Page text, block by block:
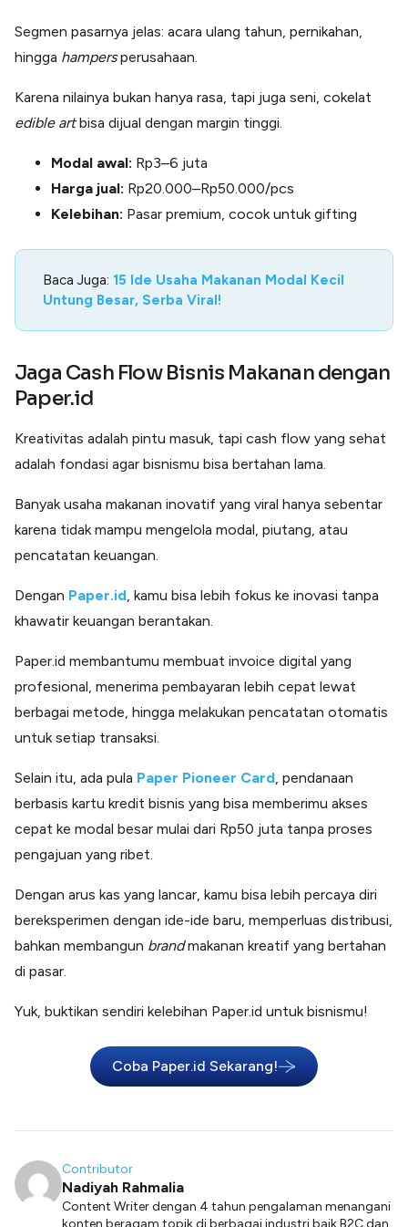
Segmen pasarnya jelas: acara ulang tahun, pernikahan,
hingga hampersperusahaan.
Karena nilainya bukan hanya rasa, tapi juga seni, cokelat
edible artbisa dijual dengan margin tinggi.
Modal awal: Rp3–6 juta
Harga jual: Rp20.000–Rp50.000/pcs
Kelebihan: Pasar premium, cocok untuk gifting
Baca Juga: 15 Ide Usaha Makanan Modal Kecil
Untung Besar, Serba Viral!
Jaga Cash Flow Bisnis Makanan dengan
Paper.id
Kreativitas adalah pintu masuk, tapi cash flow yang sehat
adalah fondasi agar bisnismu bisa bertahan lama.
Banyak usaha makanan inovatif yang viral hanya sebentar
karena tidak mampu mengelola modal, piutang, atau
pencatatan keuangan.
Dengan Paper.id , kamu bisa lebih fokus ke inovasi tanpa
khawatir keuangan berantakan.
Paper.id membantumu membuat invoice digital yang
profesional, menerima pembayaran lebih cepat lewat
berbagai metode, hingga melakukan pencatatan otomatis
untuk setiap transaksi.
Selain itu, ada pula Paper Pioneer Card , pendanaan
berbasis kartu kredit bisnis yang bisa memberimu akses
cepat ke modal besar mulai dari Rp50 juta tanpa proses
pengajuan yang ribet.
Dengan arus kas yang lancar, kamu bisa lebih percaya diri
bereksperimen dengan ide-ide baru, memperluas distribusi,
bahkan membangun brandmakanan kreatif yang bertahan
di pasar.
Yuk, buktikan sendiri kelebihan Paper.id untuk bisnismu!
Coba Paper.id Sekarang!
Contributor
Nadiyah Rahmalia
Content Writer dengan 4 tahun pengalaman menangani
konten beragam topik di berbagai industri baik B2C dan